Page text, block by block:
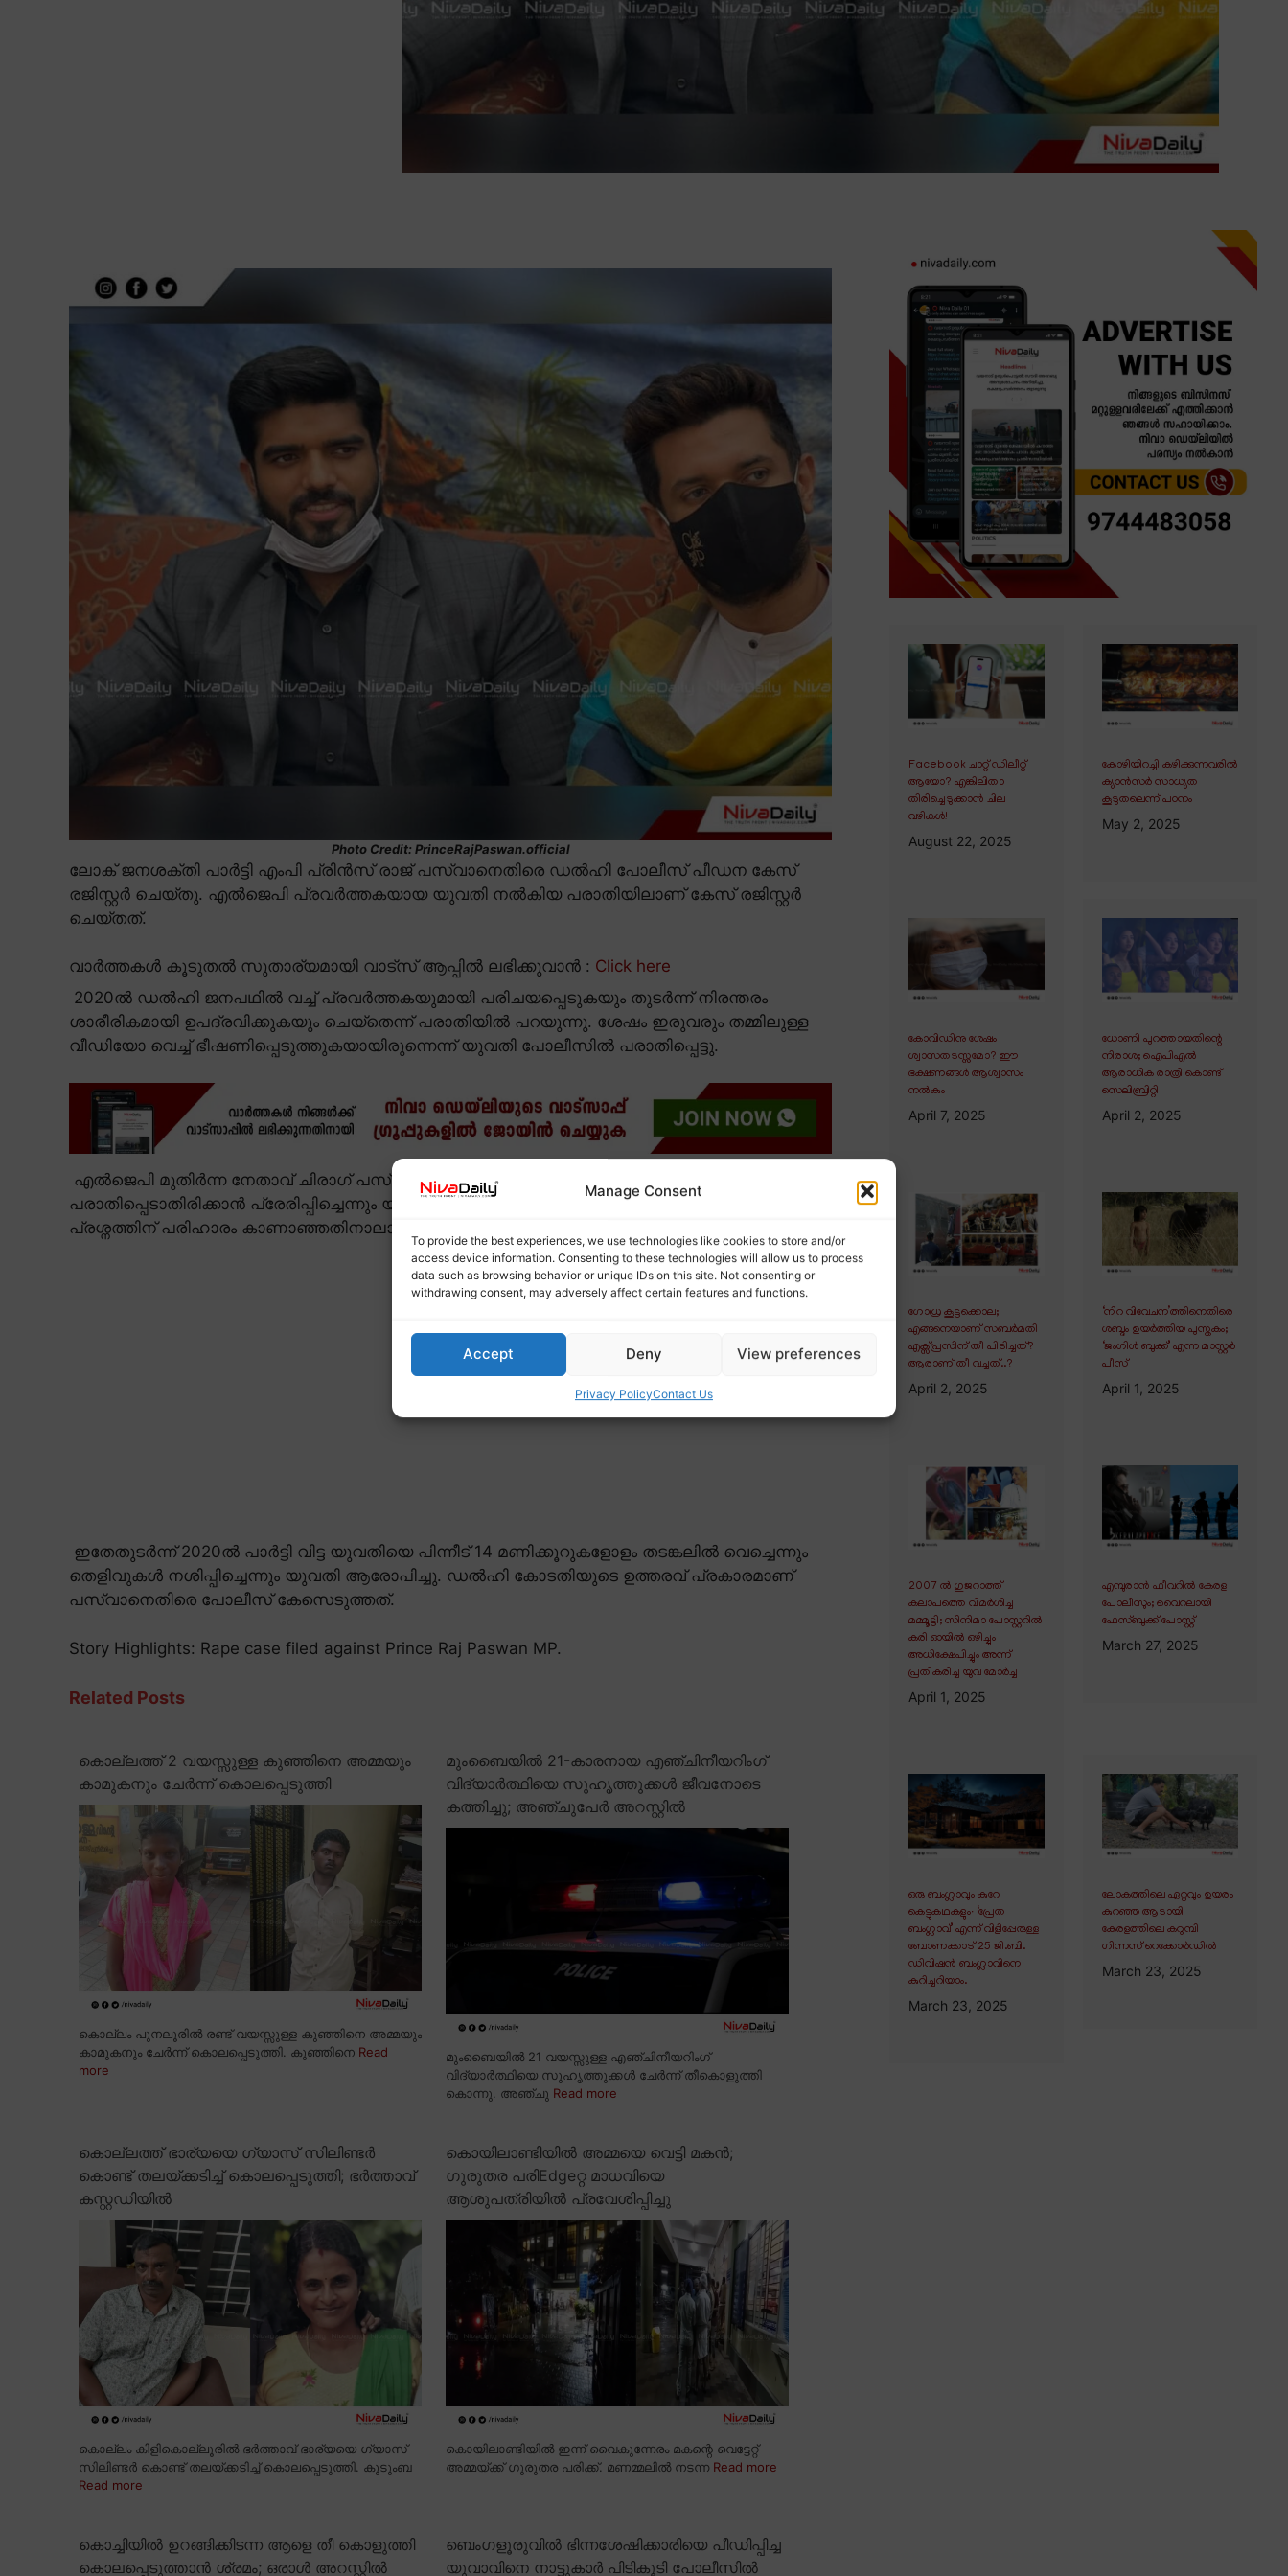
Manage Consent
To provide the best experiences, we use technologies like cookies to store and/or
access device information. Consenting to these technologies will allow us to process
data such as browsing behavior or unique IDs on this site. Not consenting or
withdrawing consent, may adversely affect certain features and functions.
Accept Deny View preferences
Privacy PolicyContact Us
Photo Credit: PrinceRajPaswan.official
ലോക് ജനശക്തി പാർട്ടി എംപി പ്രിൻസ് രാജ് പസ്വാനെതിരെ ഡൽഹി പോലീസ് പീഡന കേസ്
രജിസ്റ്റർ ചെയ്തു. എൽജെപി പ്രവർത്തകയായ യുവതി നൽകിയ പരാതിയിലാണ് കേസ് രജിസ്റ്റർ
ചെയ്തത്.
വാർത്തകൾ കൂടുതൽ സുതാര്യമായി വാട്സ് ആപ്പിൽ ലഭിക്കുവാൻ : Click here
2020ൽ ഡൽഹി ജനപഥിൽ വച്ച് പ്രവർത്തകയുമായി പരിചയപ്പെടുകയും തുടർന്ന് നിരന്തരം
ശാരീരികമായി ഉപദ്രവിക്കുകയും ചെയ്തെന്ന് പരാതിയിൽ പറയുന്നു. ശേഷം ഇരുവരും തമ്മിലുള്ള
വീഡിയോ വെച്ച് ഭീഷണിപ്പെടുത്തുകയായിരുന്നെന്ന് യുവതി പോലീസിൽ പരാതിപ്പെട്ടു.
എൽജെപി മുതിർന്ന നേതാവ് ചിരാഗ് പസ്വാനെ പരാതി അറിയിച്ചെന്നും പോലീസിൽ
പരാതിപ്പെടാതിരിക്കാൻ പ്രേരിപ്പിച്ചെന്നും യുവതി മൊഴി നൽകി. എന്നാൽ അദ്ദേഹം ഇടപെട്ടിട്ടും
പ്രശ്നത്തിന് പരിഹാരം കാണാഞ്ഞതിനാലാണ് പോലീസിനെ സമീപിച്ചതെന്ന് യുവതി പറഞ്ഞു.
ഇതേതുടർന്ന് 2020ൽ പാർട്ടി വിട്ട യുവതിയെ പിന്നീട് 14 മണിക്കൂറുകളോളം തടങ്കലിൽ വെച്ചെന്നും
തെളിവുകൾ നശിപ്പിച്ചെന്നും യുവതി ആരോപിച്ചു. ഡൽഹി കോടതിയുടെ ഉത്തരവ് പ്രകാരമാണ്
പസ്വാനെതിരെ പോലീസ് കേസെടുത്തത്.
Story Highlights: Rape case filed against Prince Raj Paswan MP.
Related Posts
കൊല്ലത്ത് 2 വയസ്സുള്ള കുഞ്ഞിനെ അമ്മയും
കാമുകനും ചേർന്ന് കൊലപ്പെടുത്തി
കൊല്ലം പുനലൂരിൽ രണ്ട് വയസ്സുള്ള കുഞ്ഞിനെ അമ്മയും
കാമുകനും ചേർന്ന് കൊലപ്പെടുത്തി. കുഞ്ഞിനെ Read
more
മുംബൈയിൽ 21-കാരനായ എഞ്ചിനീയറിംഗ്
വിദ്യാർത്ഥിയെ സുഹൃത്തുക്കൾ ജീവനോടെ
കത്തിച്ചു; അഞ്ചുപേർ അറസ്റ്റിൽ
മുംബൈയിൽ 21 വയസ്സുള്ള എഞ്ചിനീയറിംഗ്
വിദ്യാർത്ഥിയെ സുഹൃത്തുക്കൾ ചേർന്ന് തീകൊളുത്തി
കൊന്നു. അഞ്ചു Read more
കൊല്ലത്ത് ഭാര്യയെ ഗ്യാസ് സിലിണ്ടർ
കൊണ്ട് തലയ്ക്കടിച്ച് കൊലപ്പെടുത്തി; ഭർത്താവ്
കസ്റ്റഡിയിൽ
കൊല്ലം കിളികൊല്ലൂരിൽ ഭർത്താവ് ഭാര്യയെ ഗ്യാസ്
സിലിണ്ടർ കൊണ്ട് തലയ്ക്കടിച്ച് കൊലപ്പെടുത്തി. കുടുംബ
Read more
കൊയിലാണ്ടിയിൽ അമ്മയെ വെട്ടി മകൻ;
ഗുരുതര പരിEdgeറ്റ മാധവിയെ
ആശുപത്രിയിൽ പ്രവേശിപ്പിച്ചു
കൊയിലാണ്ടിയിൽ ഇന്ന് വൈകുന്നേരം മകന്റെ വെട്ടേറ്റ്
അമ്മയ്ക്ക് ഗുരുതര പരിക്ക്. മണമ്മലിൽ നടന്ന Read more
കൊച്ചിയിൽ ഉറങ്ങിക്കിടന്ന ആളെ തീ കൊളുത്തി
കൊലപ്പെടുത്താൻ ശ്രമം; ഒരാൾ അറസ്റ്റിൽ
ബെംഗളൂരുവിൽ ഭിന്നശേഷിക്കാരിയെ പീഡിപ്പിച്ച
യുവാവിനെ നാട്ടുകാർ പിടികൂടി പോലീസിൽ
Facebook ചാറ്റ് ഡിലീറ്റ്
ആയോ? എങ്കിലിതാ
തിരിച്ചെടുക്കാൻ ചില
വഴികൾ!
August 22, 2025
കോഴിയിറച്ചി കഴിക്കുന്നവരിൽ
ക്യാൻസർ സാധ്യത
കൂടുതലെന്ന് പഠനം
May 2, 2025
കോവിഡിനു ശേഷം
ശ്വാസതടസ്സമോ? ഈ
ഭക്ഷണങ്ങൾ ആശ്വാസം
നൽകും
April 7, 2025
ധോണി പുറത്തായതിന്റെ
നിരാശ; ഐപിഎൽ
ആരാധിക രാത്രി കൊണ്ട്
സെലിബ്രിറ്റി
April 2, 2025
ഗോധ്ര കൂട്ടക്കൊല;
എങ്ങനെയാണ് സബർമതി
എക്സ്പ്രസിന് തീ പിടിച്ചത്?
ആരാണ് തീ വച്ചത്..?
April 2, 2025
‘നിറ വിവേചന’ത്തിനെതിരെ
ശബ്ദം ഉയർത്തിയ പുസ്തകം;
‘ജംഗിൾ ബുക്ക്’ എന്ന മാസ്റ്റർ
പീസ്
April 1, 2025
2007 ൽ ഗുജറാത്ത്
കലാപത്തെ വിമർശിച്ച
മമ്മൂട്ടി; സിനിമാ പോസ്റ്ററിൽ
കരി ഓയിൽ ഒഴിച്ചും
അധിക്ഷേപിച്ചും അന്ന്
പ്രതികരിച്ച യുവ മോർച്ച
April 1, 2025
എമ്പുരാൻ ഫീവറിൽ കേരള
പോലീസും; വൈറലായി
ഫേസ്ബുക്ക് പോസ്റ്റ്
March 27, 2025
ഒരു ബംഗ്ലാവും കുറേ
കെട്ടുകഥകളും∙ ‘പ്രേത
ബംഗ്ലാവ്’ എന്ന് വിളിപ്പേരുള്ള
ബോണക്കാട് 25 ജി.ബി.
ഡിവിഷൻ ബംഗ്ലാവിനെ
കുറിച്ചറിയാം.
March 23, 2025
ലോകത്തിലെ ഏറ്റവും ഉയരം
കുറഞ്ഞ ആടായി
കേരളത്തിലെ കറുമ്പി
ഗിന്നസ് റെക്കോർഡിൽ
March 23, 2025